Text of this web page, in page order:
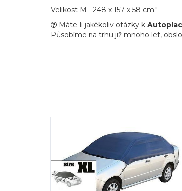
Velikost M - 248 x 157 x 58 cm."
Máte-li jakékoliv otázky k
Působíme na trhu již mnoho let,